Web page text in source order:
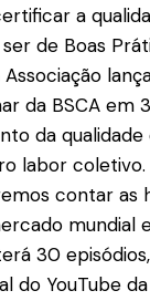
a
de Boas
da BSCA em
da
labor
contar as
mundial
30
do YouTube